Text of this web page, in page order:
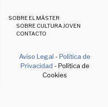
SOBRE EL MÁSTER
SOBRE CULTURA JOVEN
CONTACTO
Aviso Legal -Política de
Privacidad - Política de
Cookies